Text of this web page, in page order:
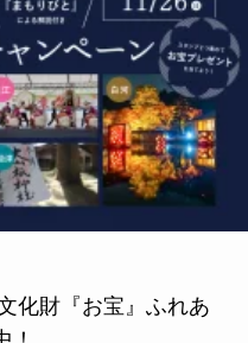
化財『お宝』ふれあ